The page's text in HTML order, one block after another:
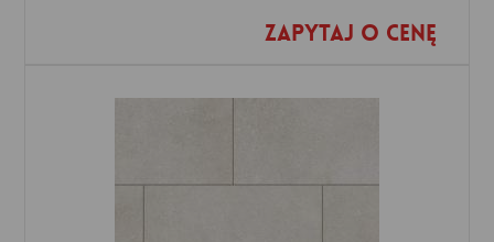
Zapytaj o cenę
Dodaj do ulubionych